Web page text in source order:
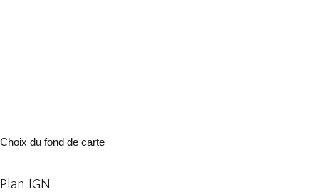
Choix du fond de carte
Plan IGN